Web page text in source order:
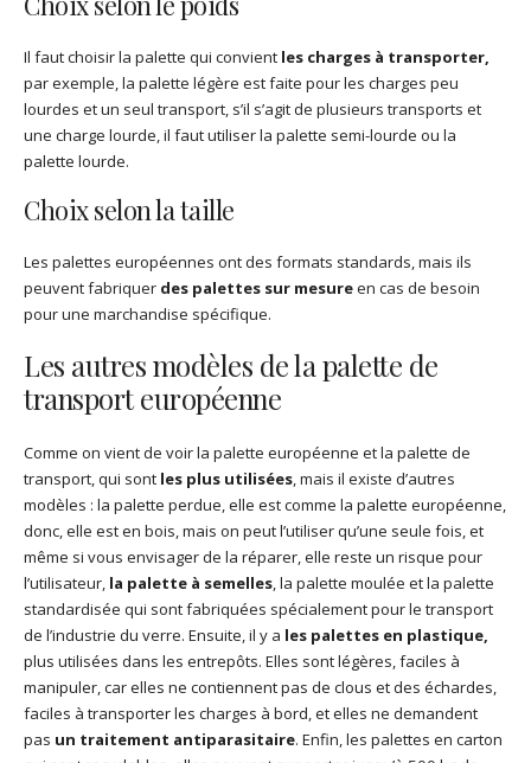
Il faut choisir la palette qui convient les charges à transporter,
par exemple, la palette légère est faite pour les charges peu
lourdes et un seul transport, s’il s’agit de plusieurs transports et
une charge lourde, il faut utiliser la palette semi-lourde ou la
palette lourde.
Choix selon la taille
Les palettes européennes ont des formats standards, mais ils
peuvent fabriquer des palettes sur mesureen cas de besoin
pour une marchandise spécifique.
Les autres modèles de la palette de
transport européenne
Comme on vient de voir la palette européenne et la palette de
transport, qui sont les plus utilisées, mais il existe d’autres
modèles : la palette perdue, elle est comme la palette européenne,
donc, elle est en bois, mais on peut l’utiliser qu’une seule fois, et
même si vous envisager de la réparer, elle reste un risque pour
l’utilisateur, la palette à semelles, la palette moulée et la palette
standardisée qui sont fabriquées spécialement pour le transport
de l’industrie du verre. Ensuite, il y a les palettes en plastique,
plus utilisées dans les entrepôts. Elles sont légères, faciles à
manipuler, car elles ne contiennent pas de clous et des échardes,
faciles à transporter les charges à bord, et elles ne demandent
pas un traitement antiparasitaire. Enfin, les palettes en carton